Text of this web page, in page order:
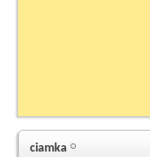
ciamka